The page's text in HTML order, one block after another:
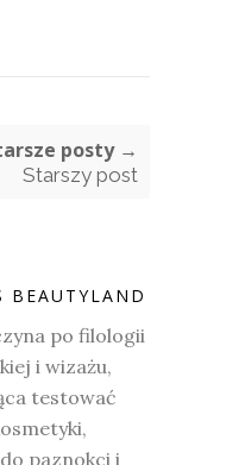
posty →
Starszy post
BEAUTYLAND
po filologii
i wizażu,
testować
paznokci i